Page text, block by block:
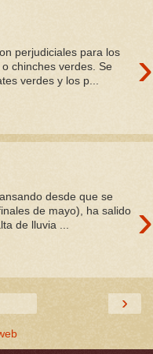
›
perjudiciales para los
chinches verdes. Se
verdes y los p...
›
desde que se
de mayo), ha salido
de lluvia ...
›